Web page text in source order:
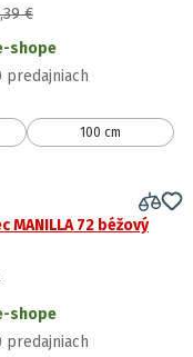
€
shope
predajniach
100 cm
MANILLA 72 béžový
shope
predajniach